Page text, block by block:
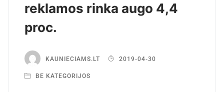
reklamos rinka augo 4,4
proc.
KAUNIECIAMS.LT 2019-04-30
BE KATEGORIJOS